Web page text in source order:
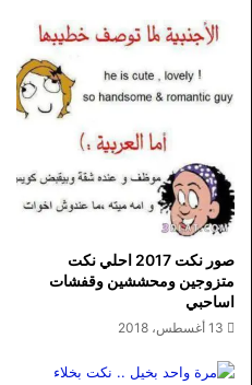
صور نكت 2017 احلي نكت
متزوجين ومحششين وقفشات
اساحبي
13 أغسطس، 2018